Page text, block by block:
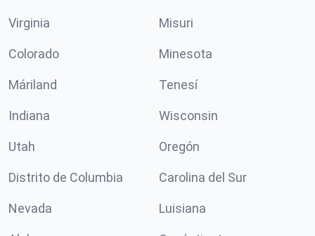
Virginia Misuri
Colorado Minesota
Máriland Tenesí
Indiana Wisconsin
Utah Oregón
Distrito de Columbia Carolina del Sur
Nevada Luisiana